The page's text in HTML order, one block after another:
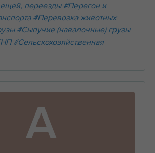
переезды #Перегон и
#Перевозка животных
#Сыпучие (навалочные) грузы
#Сельскохозяйственная
А